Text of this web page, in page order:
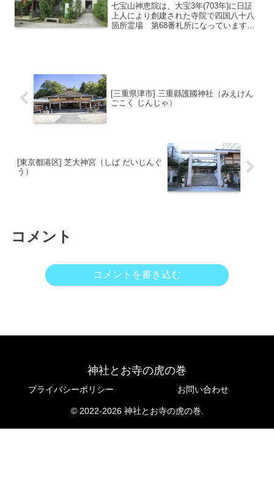
七宝山神恵院は、大宝3年(703年)に日証
上人により創建された寺院で四国八十八
箇所霊場 第68番札所になっています。
[三重県津市] 三重縣護國神社（みえけん
ごこく じんじゃ）
[東京都港区] 芝大神宮（しば だいじんぐ
う）
コメント
コメントを書き込む
神社とお寺の虎の巻
プライバシーポリシー お問い合わせ
© 2022-2026 神社とお寺の虎の巻.